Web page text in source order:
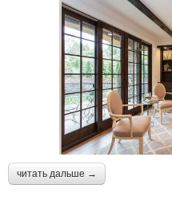
читать дальше →